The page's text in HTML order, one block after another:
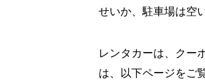
せいか、駐車場は空
レンタカーは、クー
は、以下ページをご